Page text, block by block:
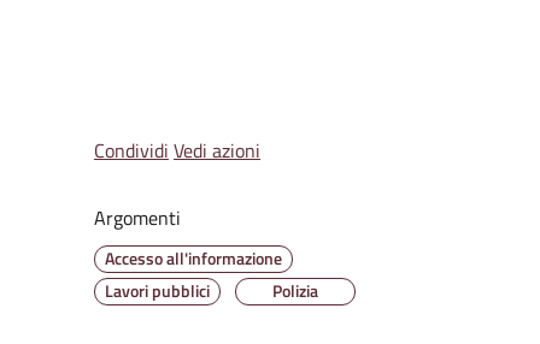
Condividi Vedi azioni
Argomenti
Accesso all'informazione
Lavori pubblici
Polizia